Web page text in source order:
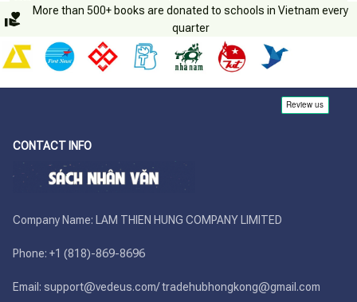
More than 500+ books are donated to schools in Vietnam every
quarter
CONTACT INFO
Company Name: LAM THIEN HUNG COMPANY LIMITED
Phone: +1 (818)-869-8696
Email: support@vedeus.com/ tradehubhongkong@gmail.com